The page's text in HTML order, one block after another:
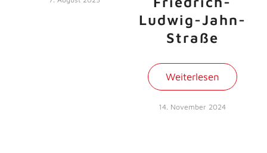
Ludwig-Jahn-
Straße
Weiterlesen
14. November 2024